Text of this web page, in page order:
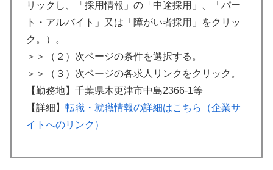
リックし、「採用情報」の「中途採用」、「パー
ト・アルバイト」又は「障がい者採用」をクリッ
ク。）。
＞＞（２）次ページの条件を選択する。
＞＞（３）次ページの各求人リンクをクリック。
【勤務地】千葉県木更津市中島2366-1等
【詳細】 転職・就職情報の詳細はこちら（企業サ
イトへのリンク）